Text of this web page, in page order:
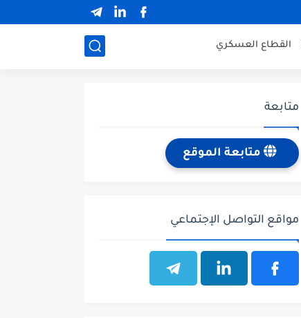
القطاع العسكري
متابعة
متابعة الموقع
مواقع التواصل الإجتماعي